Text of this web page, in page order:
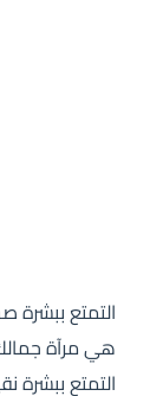
التمتع ببشرة
هي مرآة
التمتع ببشرة